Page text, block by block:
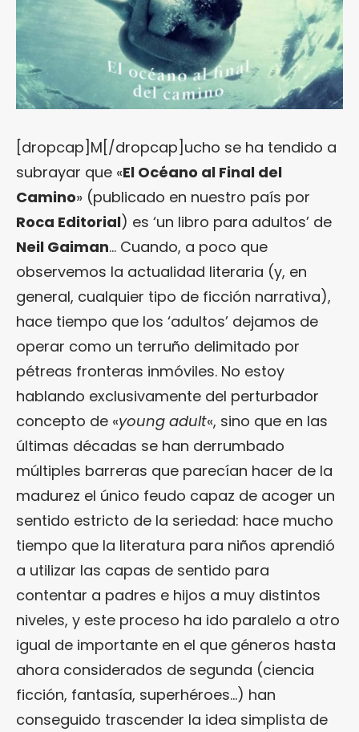
[dropcap]M[/dropcap]ucho se ha tendido a
subrayar que «El Océano al Final del
Camino» (publicado en nuestro país por
Roca Editorial) es ‘un libro para adultos’ de
Neil Gaiman… Cuando, a poco que
observemos la actualidad literaria (y, en
general, cualquier tipo de ficción narrativa),
hace tiempo que los ‘adultos’ dejamos de
operar como un terruño delimitado por
pétreas fronteras inmóviles. No estoy
hablando exclusivamente del perturbador
concepto de «young adult«, sino que en las
últimas décadas se han derrumbado
múltiples barreras que parecían hacer de la
madurez el único feudo capaz de acoger un
sentido estricto de la seriedad: hace mucho
tiempo que la literatura para niños aprendió
a utilizar las capas de sentido para
contentar a padres e hijos a muy distintos
niveles, y este proceso ha ido paralelo a otro
igual de importante en el que géneros hasta
ahora considerados de segunda (ciencia
ficción, fantasía, superhéroes…) han
conseguido trascender la idea simplista de